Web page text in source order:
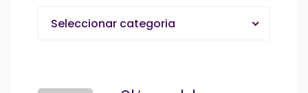
Seleccionar categoria